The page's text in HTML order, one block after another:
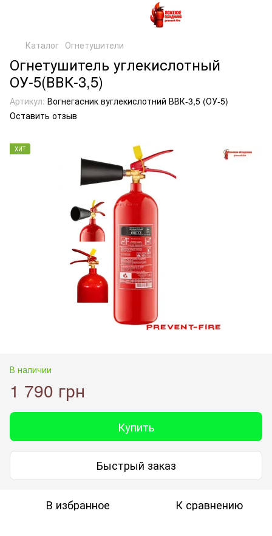
Каталог Огнетушители
Огнетушитель углекислотный
ОУ-5(ВВК-3,5)
Артикул: Вогнегасник вуглекислотний ВВК-3,5 (ОУ-5)
Оставить отзыв
ХИТ
В наличии
1 790 грн
Купить
Быстрый заказ
В избранное К сравнению